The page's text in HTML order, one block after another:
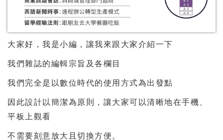
大家好，我是小編，讓我來跟大家介紹一下
我們雜誌的編輯宗旨及各欄目
我們完全是以數位時代的使用方式為出發點
因此設計以簡潔為原則，讓大家可以清晰地在手機、
平板上觀看
不需要刻意放大且切換方便。